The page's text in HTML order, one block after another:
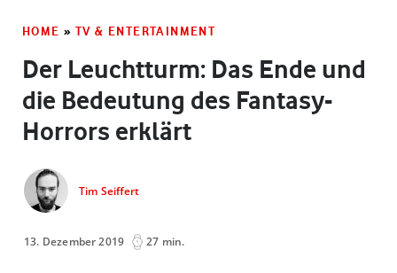
HOME » TV & ENTERTAINMENT
Der Leuchtturm: Das Ende und
die Bedeutung des Fantasy-
Horrors erklärt
Tim Seiffert
13. Dezember 2019 27 min.